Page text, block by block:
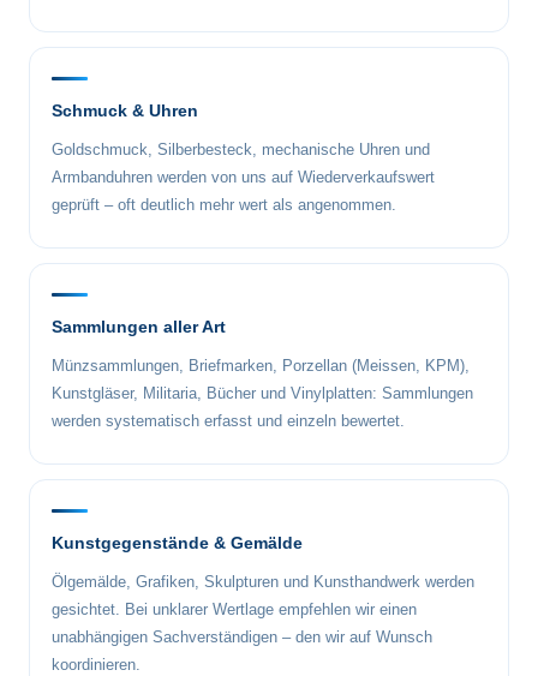
Schmuck & Uhren
Goldschmuck, Silberbesteck, mechanische Uhren und
Armbanduhren werden von uns auf Wiederverkaufswert
geprüft – oft deutlich mehr wert als angenommen.
Sammlungen aller Art
Münzsammlungen, Briefmarken, Porzellan (Meissen, KPM),
Kunstgläser, Militaria, Bücher und Vinylplatten: Sammlungen
werden systematisch erfasst und einzeln bewertet.
Kunstgegenstände & Gemälde
Ölgemälde, Grafiken, Skulpturen und Kunsthandwerk werden
gesichtet. Bei unklarer Wertlage empfehlen wir einen
unabhängigen Sachverständigen – den wir auf Wunsch
koordinieren.